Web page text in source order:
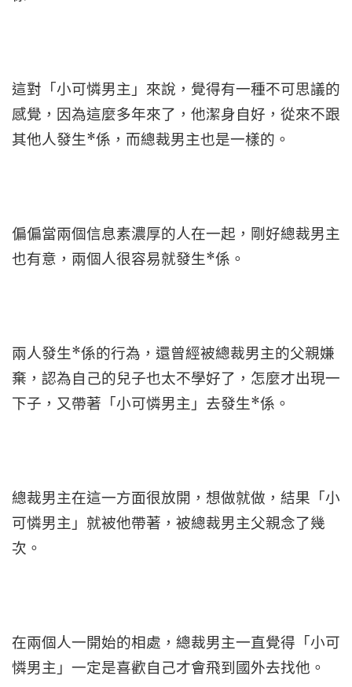
這對「小可憐男主」來說，覺得有一種不可思議的
感覺，因為這麼多年來了，他潔身自好，從來不跟
其他人發生*係，而總裁男主也是一樣的。
偏偏當兩個信息素濃厚的人在一起，剛好總裁男主
也有意，兩個人很容易就發生*係。
兩人發生*係的行為，還曾經被總裁男主的父親嫌
棄，認為自己的兒子也太不學好了，怎麼才出現一
下子，又帶著「小可憐男主」去發生*係。
總裁男主在這一方面很放開，想做就做，結果「小
可憐男主」就被他帶著，被總裁男主父親念了幾
次。
在兩個人一開始的相處，總裁男主一直覺得「小可
憐男主」一定是喜歡自己才會飛到國外去找他。